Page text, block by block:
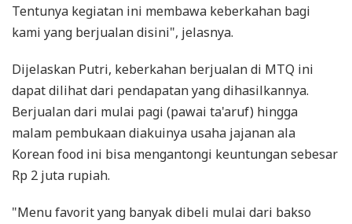
Tentunya kegiatan ini membawa keberkahan bagi
kami yang berjualan disini", jelasnya.
Dijelaskan Putri, keberkahan berjualan di MTQ ini
dapat dilihat dari pendapatan yang dihasilkannya.
Berjualan dari mulai pagi (pawai ta'aruf) hingga
malam pembukaan diakuinya usaha jajanan ala
Korean food ini bisa mengantongi keuntungan sebesar
Rp 2 juta rupiah.
"Menu favorit yang banyak dibeli mulai dari bakso